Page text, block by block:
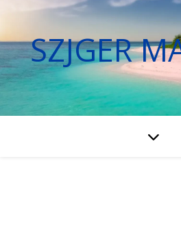
SZJGER